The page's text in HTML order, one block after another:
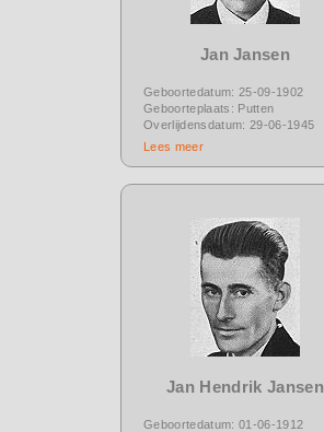
Jan Jansen
Geboortedatum: 25-09-1902
Geboorteplaats: Putten
Overlijdensdatum: 29-06-1945
Lees meer
Jan Hendrik Jansen
Geboortedatum: 01-06-1912